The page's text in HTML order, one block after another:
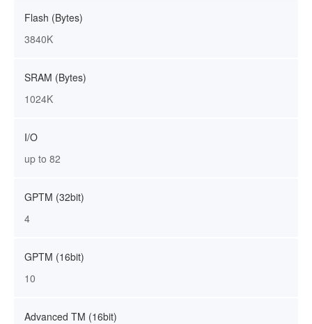
Flash (Bytes)
3840K
SRAM (Bytes)
1024K
I/O
up to 82
GPTM (32bit)
4
GPTM (16bit)
10
Advanced TM (16bit)